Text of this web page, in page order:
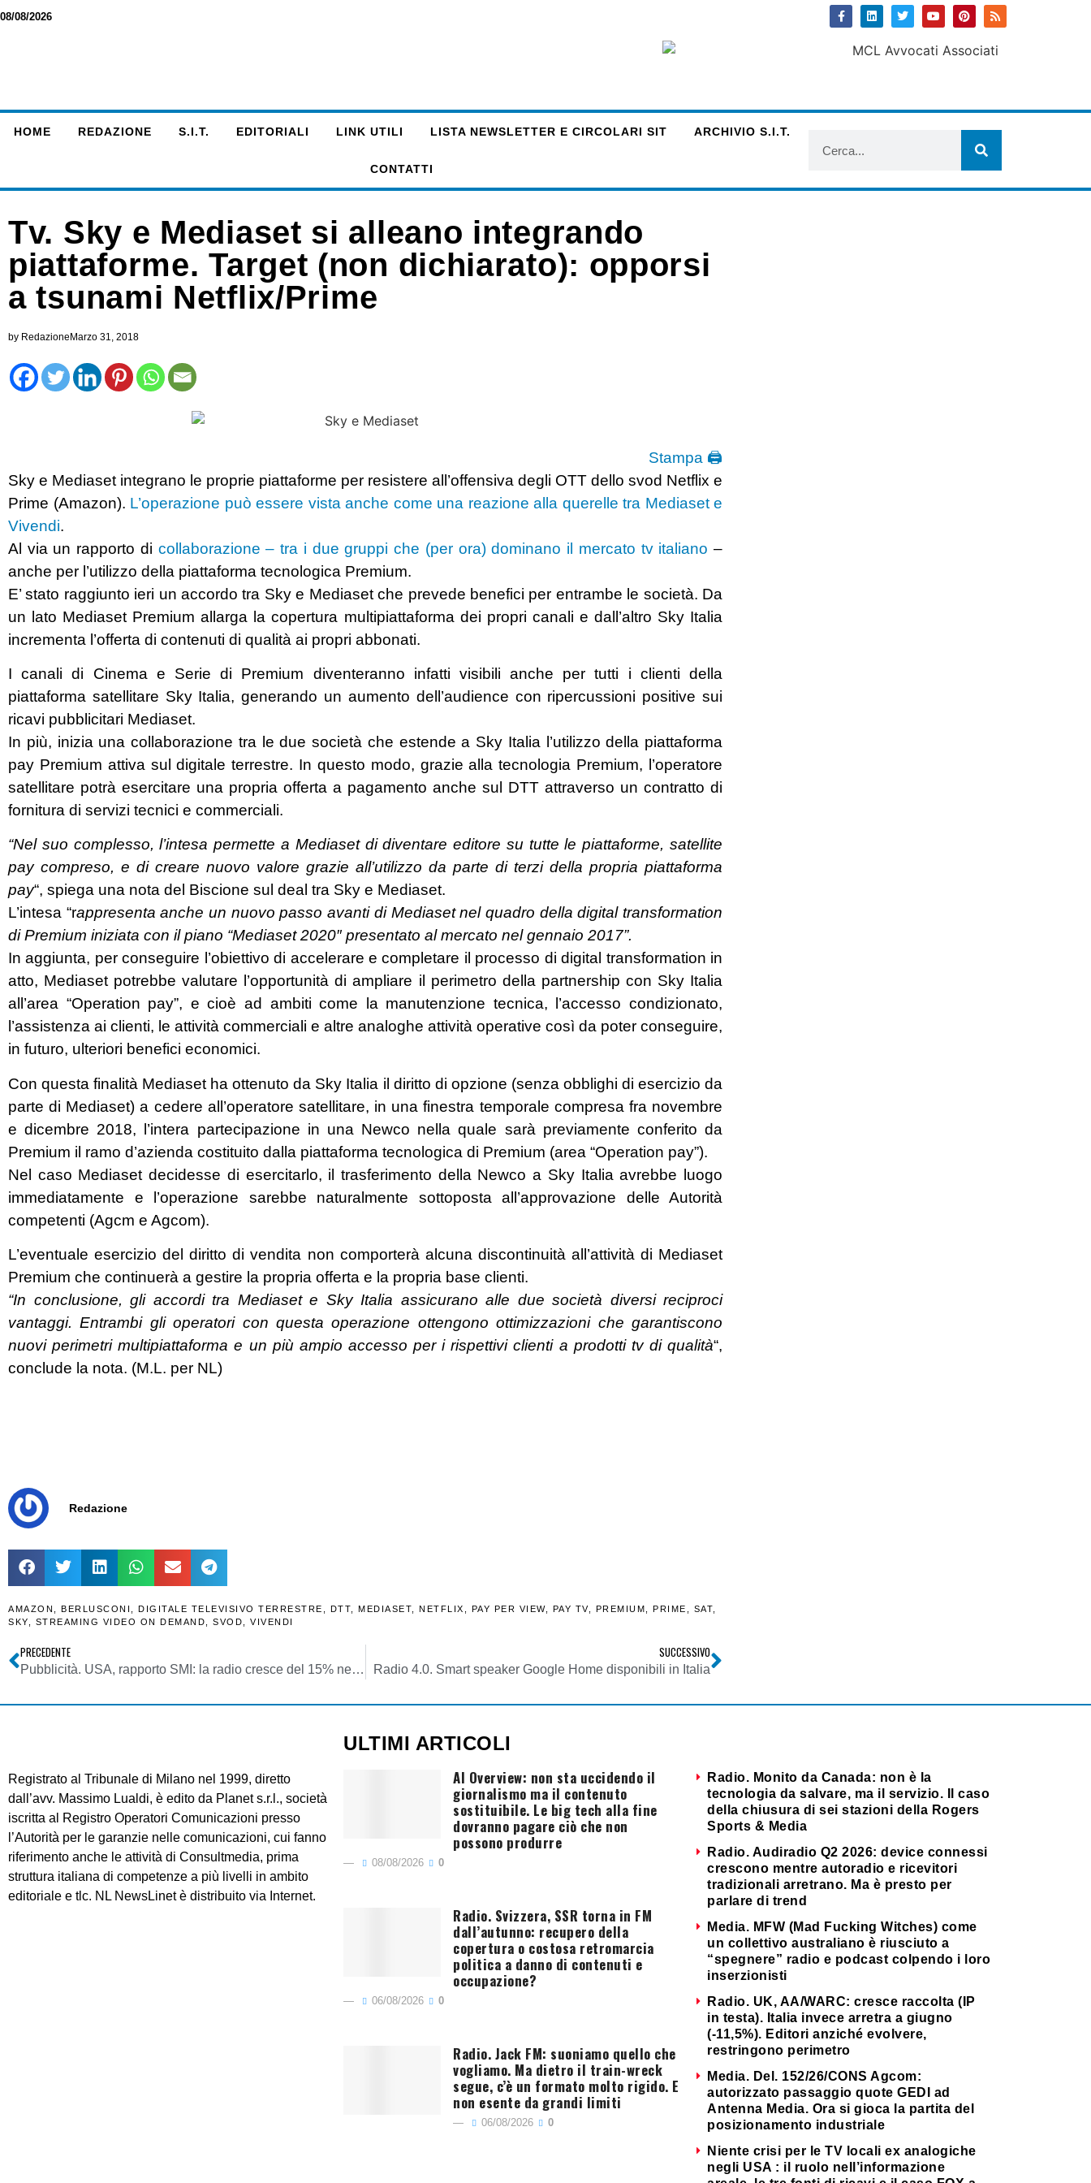
08/08/2026
HOME REDAZIONE S.I.T. EDITORIALI LINK UTILI LISTA NEWSLETTER E CIRCOLARI SIT ARCHIVIO S.I.T.
CONTATTI
Tv. Sky e Mediaset si alleano integrando
piattaforme. Target (non dichiarato): opporsi
a tsunami Netflix/Prime
by Redazione Marzo 31, 2018
Stampa 🖨
Sky e Mediaset integrano le proprie piattaforme per resistere all’offensiva degli OTT dello svod Netflix e
Prime (Amazon). L’operazione può essere vista anche come una reazione alla querelle tra Mediaset e
Vivendi.
Al via un rapporto di collaborazione – tra i due gruppi che (per ora) dominano il mercato tv italiano –
anche per l’utilizzo della piattaforma tecnologica Premium.
E’ stato raggiunto ieri un accordo tra Sky e Mediaset che prevede benefici per entrambe le società. Da
un lato Mediaset Premium allarga la copertura multipiattaforma dei propri canali e dall’altro Sky Italia
incrementa l’offerta di contenuti di qualità ai propri abbonati.
I canali di Cinema e Serie di Premium diventeranno infatti visibili anche per tutti i clienti della
piattaforma satellitare Sky Italia, generando un aumento dell’audience con ripercussioni positive sui
ricavi pubblicitari Mediaset.
In più, inizia una collaborazione tra le due società che estende a Sky Italia l’utilizzo della piattaforma
pay Premium attiva sul digitale terrestre. In questo modo, grazie alla tecnologia Premium, l’operatore
satellitare potrà esercitare una propria offerta a pagamento anche sul DTT attraverso un contratto di
fornitura di servizi tecnici e commerciali.
“Nel suo complesso, l’intesa permette a Mediaset di diventare editore su tutte le piattaforme, satellite
pay compreso, e di creare nuovo valore grazie all’utilizzo da parte di terzi della propria piattaforma
pay“, spiega una nota del Biscione sul deal tra Sky e Mediaset.
L’intesa “rappresenta anche un nuovo passo avanti di Mediaset nel quadro della digital transformation
di Premium iniziata con il piano “Mediaset 2020″ presentato al mercato nel gennaio 2017”.
In aggiunta, per conseguire l’obiettivo di accelerare e completare il processo di digital transformation in
atto, Mediaset potrebbe valutare l’opportunità di ampliare il perimetro della partnership con Sky Italia
all’area “Operation pay”, e cioè ad ambiti come la manutenzione tecnica, l’accesso condizionato,
l’assistenza ai clienti, le attività commerciali e altre analoghe attività operative così da poter conseguire,
in futuro, ulteriori benefici economici.
Con questa finalità Mediaset ha ottenuto da Sky Italia il diritto di opzione (senza obblighi di esercizio da
parte di Mediaset) a cedere all’operatore satellitare, in una finestra temporale compresa fra novembre
e dicembre 2018, l’intera partecipazione in una Newco nella quale sarà previamente conferito da
Premium il ramo d’azienda costituito dalla piattaforma tecnologica di Premium (area “Operation pay”).
Nel caso Mediaset decidesse di esercitarlo, il trasferimento della Newco a Sky Italia avrebbe luogo
immediatamente e l’operazione sarebbe naturalmente sottoposta all’approvazione delle Autorità
competenti (Agcm e Agcom).
L’eventuale esercizio del diritto di vendita non comporterà alcuna discontinuità all’attività di Mediaset
Premium che continuerà a gestire la propria offerta e la propria base clienti.
“In conclusione, gli accordi tra Mediaset e Sky Italia assicurano alle due società diversi reciproci
vantaggi. Entrambi gli operatori con questa operazione ottengono ottimizzazioni che garantiscono
nuovi perimetri multipiattaforma e un più ampio accesso per i rispettivi clienti a prodotti tv di qualità“,
conclude la nota. (M.L. per NL)
Redazione
AMAZON BERLUSCONI DIGITALE TELEVISIVO TERRESTRE DTT MEDIASET NETFLIX PAY PER VIEW, PAY TV, PREMIUM PRIME SAT
SKY
STREAMING VIDEO ON DEMAND SVOD VIVENDI
PRECEDENTE
Pubblicità. USA, rapporto SMI: la radio cresce del 15% nel mercato pubblicitario
SUCCESSIVO
Radio 4.0. Smart speaker Google Home disponibili in Italia
Registrato al Tribunale di Milano nel 1999, diretto
dall’avv. Massimo Lualdi, è edito da Planet s.r.l., società
iscritta al Registro Operatori Comunicazioni presso
l’Autorità per le garanzie nelle comunicazioni, cui fanno
riferimento anche le attività di Consultmedia, prima
struttura italiana di competenze a più livelli in ambito
editoriale e tlc. NL NewsLinet è distribuito via Internet.
ULTIMI ARTICOLI
AI Overview: non sta uccidendo il
giornalismo ma il contenuto
sostituibile. Le big tech alla fine
dovranno pagare ciò che non
possono produrre
08/08/2026 0
Radio. Svizzera, SSR torna in FM
dall’autunno: recupero della
copertura o costosa retromarcia
politica a danno di contenuti e
occupazione?
06/08/2026 0
Radio. Jack FM: suoniamo quello che
vogliamo. Ma dietro il train-wreck
segue, c’è un formato molto rigido. E
non esente da grandi limiti
06/08/2026 0
Radio. Monito da Canada: non è la
tecnologia da salvare, ma il servizio. Il caso
della chiusura di sei stazioni della Rogers
Sports & Media
Radio. Audiradio Q2 2026: device connessi
crescono mentre autoradio e ricevitori
tradizionali arretrano. Ma è presto per
parlare di trend
Media. MFW (Mad Fucking Witches) come
un collettivo australiano è riusciuto a
“spegnere” radio e podcast colpendo i loro
inserzionisti
Radio. UK, AA/WARC: cresce raccolta (IP
in testa). Italia invece arretra a giugno
(-11,5%). Editori anziché evolvere,
restringono perimetro
Media. Del. 152/26/CONS Agcom:
autorizzato passaggio quote GEDI ad
Antenna Media. Ora si gioca la partita del
posizionamento industriale
Niente crisi per le TV locali ex analogiche
negli USA : il ruolo nell’informazione